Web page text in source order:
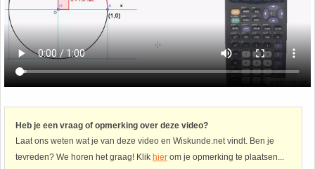
Heb je een vraag of opmerking over deze video?
Laat ons weten wat je van deze video en Wiskunde.net vindt. Ben je
tevreden? We horen het graag! Klik hier om je opmerking te plaatsen...
Mavo4: Hoofdstuk 7: Verbanden
Mavo4: Hoofdstuk 8: Ruimtemeetkunde
HAVO 4A - Hoofdstuk 5 - Lineaire verbanden
HAVO 4B - Hoofdstuk 4 - Werken met formules
8. Het getal nul
10. Inhoud bol
11. Inhoud cilinder
Promotie